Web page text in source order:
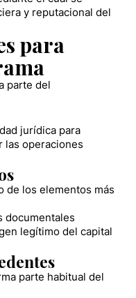
y reputacional del
para
parte del
jurídica para
las operaciones
de los elementos más
documentales
legítimo del capital
parte habitual del